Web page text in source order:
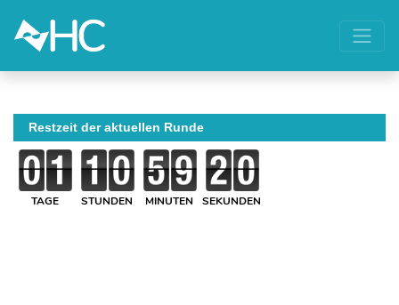
Restzeit der aktuellen Runde
TAGE STUNDEN MINUTEN SEKUNDEN